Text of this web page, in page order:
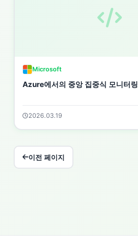
Microsoft
Azure에서의 중앙 집중식 모니터링
2026.03.19
이전 페이지